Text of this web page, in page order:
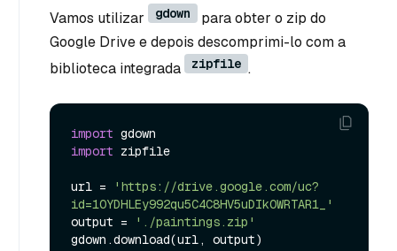
Vamos utilizar gdown
para obter o zip do
Google Drive e depois descomprimi-lo com a
biblioteca integrada
zipfile .
import
import zipfile
url =
'https://drive.google.com/uc?
id=1OYDHLEy992qu5C4C8HV5uDIkOWRTAR1_'
output =
'./paintings.zip'
gdown.download(url, output)